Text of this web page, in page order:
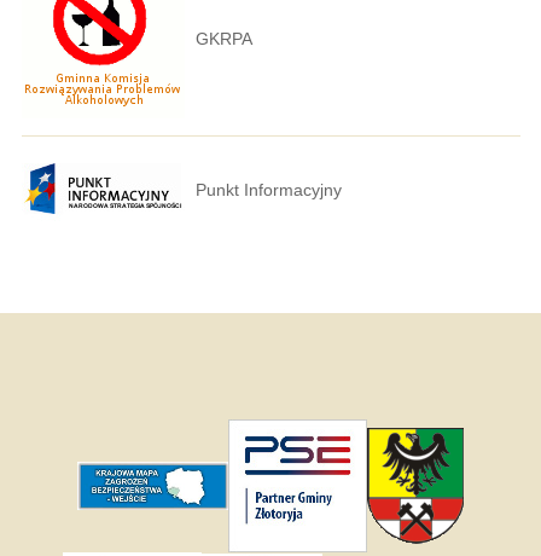
GKRPA
Punkt Informacyjny